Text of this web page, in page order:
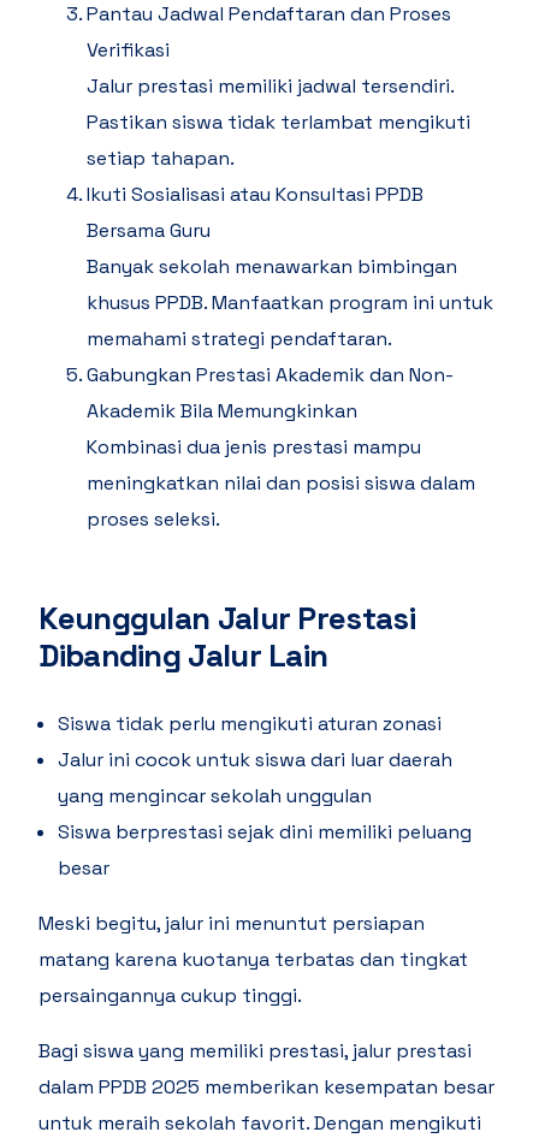
Pantau Jadwal Pendaftaran dan Proses
Verifikasi
Jalur prestasi memiliki jadwal tersendiri.
Pastikan siswa tidak terlambat mengikuti
setiap tahapan.
Ikuti Sosialisasi atau Konsultasi PPDB
Bersama Guru
Banyak sekolah menawarkan bimbingan
khusus PPDB. Manfaatkan program ini untuk
memahami strategi pendaftaran.
Gabungkan Prestasi Akademik dan Non-
Akademik Bila Memungkinkan
Kombinasi dua jenis prestasi mampu
meningkatkan nilai dan posisi siswa dalam
proses seleksi.
Keunggulan Jalur Prestasi
Dibanding Jalur Lain
Siswa tidak perlu mengikuti aturan zonasi
Jalur ini cocok untuk siswa dari luar daerah
yang mengincar sekolah unggulan
Siswa berprestasi sejak dini memiliki peluang
besar
Meski begitu, jalur ini menuntut persiapan
matang karena kuotanya terbatas dan tingkat
persaingannya cukup tinggi.
Bagi siswa yang memiliki prestasi, jalur prestasi
dalam PPDB 2025 memberikan kesempatan besar
untuk meraih sekolah favorit. Dengan mengikuti